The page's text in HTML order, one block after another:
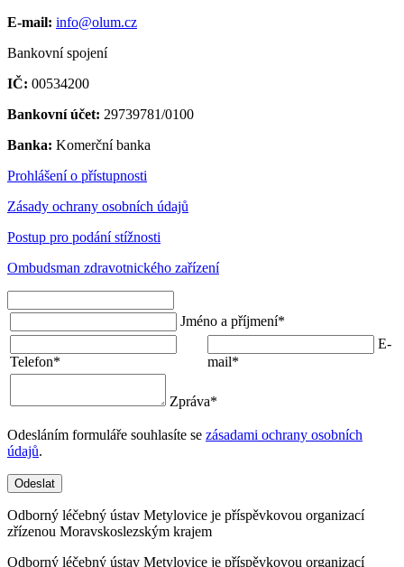
E-mail: info@olum.cz
Bankovní spojení
IČ: 00534200
Bankovní účet: 29739781/0100
Banka: Komerční banka
Prohlášení o přístupnosti
Zásady ochrany osobních údajů
Postup pro podání stížnosti
Ombudsman zdravotnického zařízení
Jméno a příjmení*
Telefon*
E-
mail*
Zpráva*
Odesláním formuláře souhlasíte se zásadami ochrany osobních
údajů.
Odeslat
Odborný léčebný ústav Metylovice je příspěvkovou organizací
zřízenou Moravskoslezským krajem
Odborný léčebný ústav Metylovice je příspěvkovou organizací